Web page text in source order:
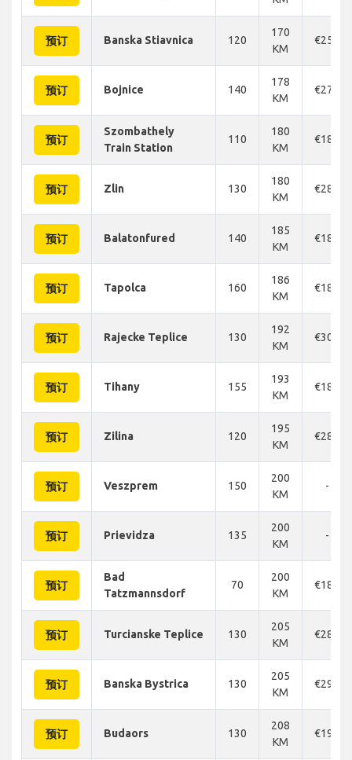
预订 Banska Stiavnica 120
170
KM
€256
预订 Bojnice 140
178
KM
€270
预订
Szombathely
Train Station
110
180
KM
€180
预订 Zlin 130
180
KM
€286
预订 Balatonfured 140
185
KM
€182
预订 Tapolca 160
186
KM
€182
预订 Rajecke Teplice 130
192
KM
€300
预订 Tihany 155
193
KM
€182
预订 Zilina 120
195
KM
€286
预订 Veszprem 150
200
KM
-
预订 Prievidza 135
200
KM
-
预订
Bad
Tatzmannsdorf
70
200
KM
€180
预订 Turcianske Teplice 130
205
KM
€286
预订 Banska Bystrica 130
205
KM
€293
预订 Budaors 130
208
KM
€195